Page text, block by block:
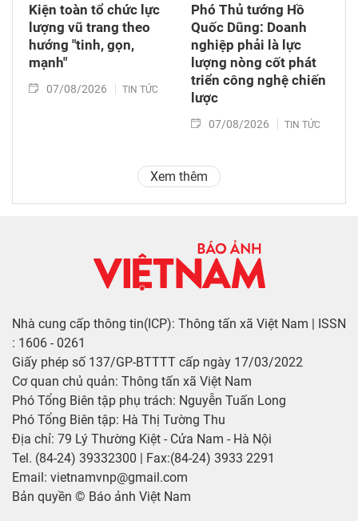
Kiện toàn tổ chức lực
lượng vũ trang theo
hướng "tinh, gọn,
mạnh"
07/08/2026 TIN TỨC
Phó Thủ tướng Hồ
Quốc Dũng: Doanh
nghiệp phải là lực
lượng nòng cốt phát
triển công nghệ chiến
lược
07/08/2026 TIN TỨC
Xem thêm
Nhà cung cấp thông tin(ICP): Thông tấn xã Việt Nam | ISSN
: 1606 - 0261
Giấy phép số 137/GP-BTTTT cấp ngày 17/03/2022
Cơ quan chủ quản: Thông tấn xã Việt Nam
Phó Tổng Biên tập phụ trách: Nguyễn Tuấn Long
Phó Tổng Biên tập: Hà Thị Tường Thu
Địa chỉ: 79 Lý Thường Kiệt - Cửa Nam - Hà Nội
Tel. (84-24) 39332300 | Fax:(84-24) 3933 2291
Email: vietnamvnp@gmail.com
Bản quyền © Báo ảnh Việt Nam